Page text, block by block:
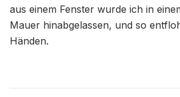
aus einem Fenster wurde ich in
Mauer hinabgelassen, und so
Händen.